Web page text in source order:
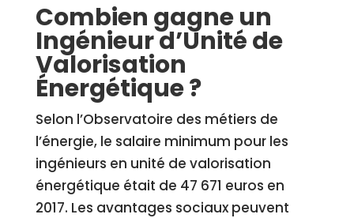
Combien gagne un
Ingénieur d’Unité de
Valorisation
Énergétique ?
Selon l’Observatoire des métiers de
l’énergie, le salaire minimum pour les
ingénieurs en unité de valorisation
énergétique était de 47 671 euros en
2017. Les avantages sociaux peuvent